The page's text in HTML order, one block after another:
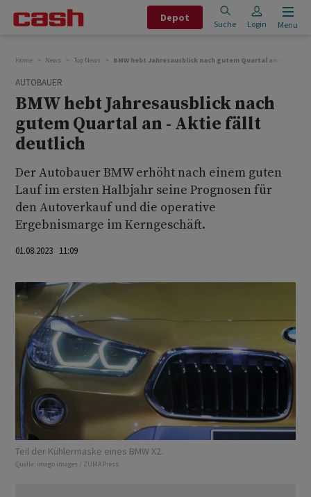
Depot
Suche Login Menu
Home News Top News BMW hebt Jahresausblick nach gutem Quartal an - Aktie
AUTOBAUER
BMW hebt Jahresausblick nach
gutem Quartal an - Aktie fällt
deutlich
Der Autobauer BMW erhöht nach einem guten
Lauf im ersten Halbjahr seine Prognosen für
den Autoverkauf und die operative
Ergebnismarge im Kerngeschäft.
01.08.2023 11:09
Teil der Kühlermaske eines BMW X2.
Quelle: imago images / ZUMA Press